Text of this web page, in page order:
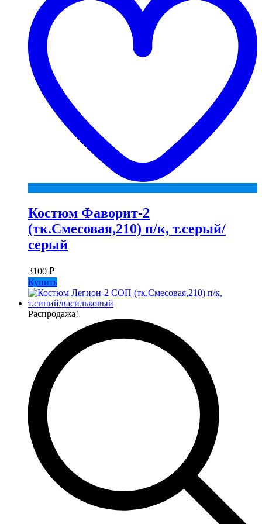
Костюм Фаворит-2
(тк.Смесовая,210) п/к, т.серый/
серый
3100 ₽
Купить
Распродажа!